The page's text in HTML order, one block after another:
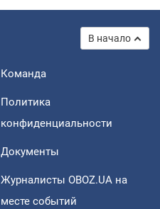
В начало
Команда
Политика
конфиденциальности
Документы
Журналисты OBOZ.UA на
месте событий